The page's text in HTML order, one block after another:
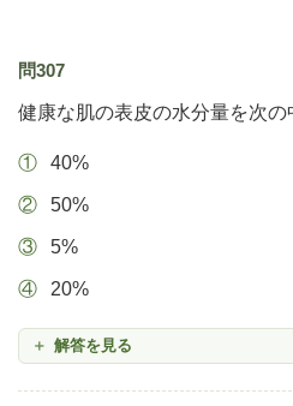
問307
健康な肌の表皮の水分量を次の
40%
50%
5%
20%
解答を見る